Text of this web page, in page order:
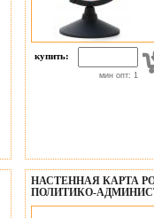
купить:
мин опт: 1
НАСТЕННАЯ КАРТА
ПОЛИТИКО-